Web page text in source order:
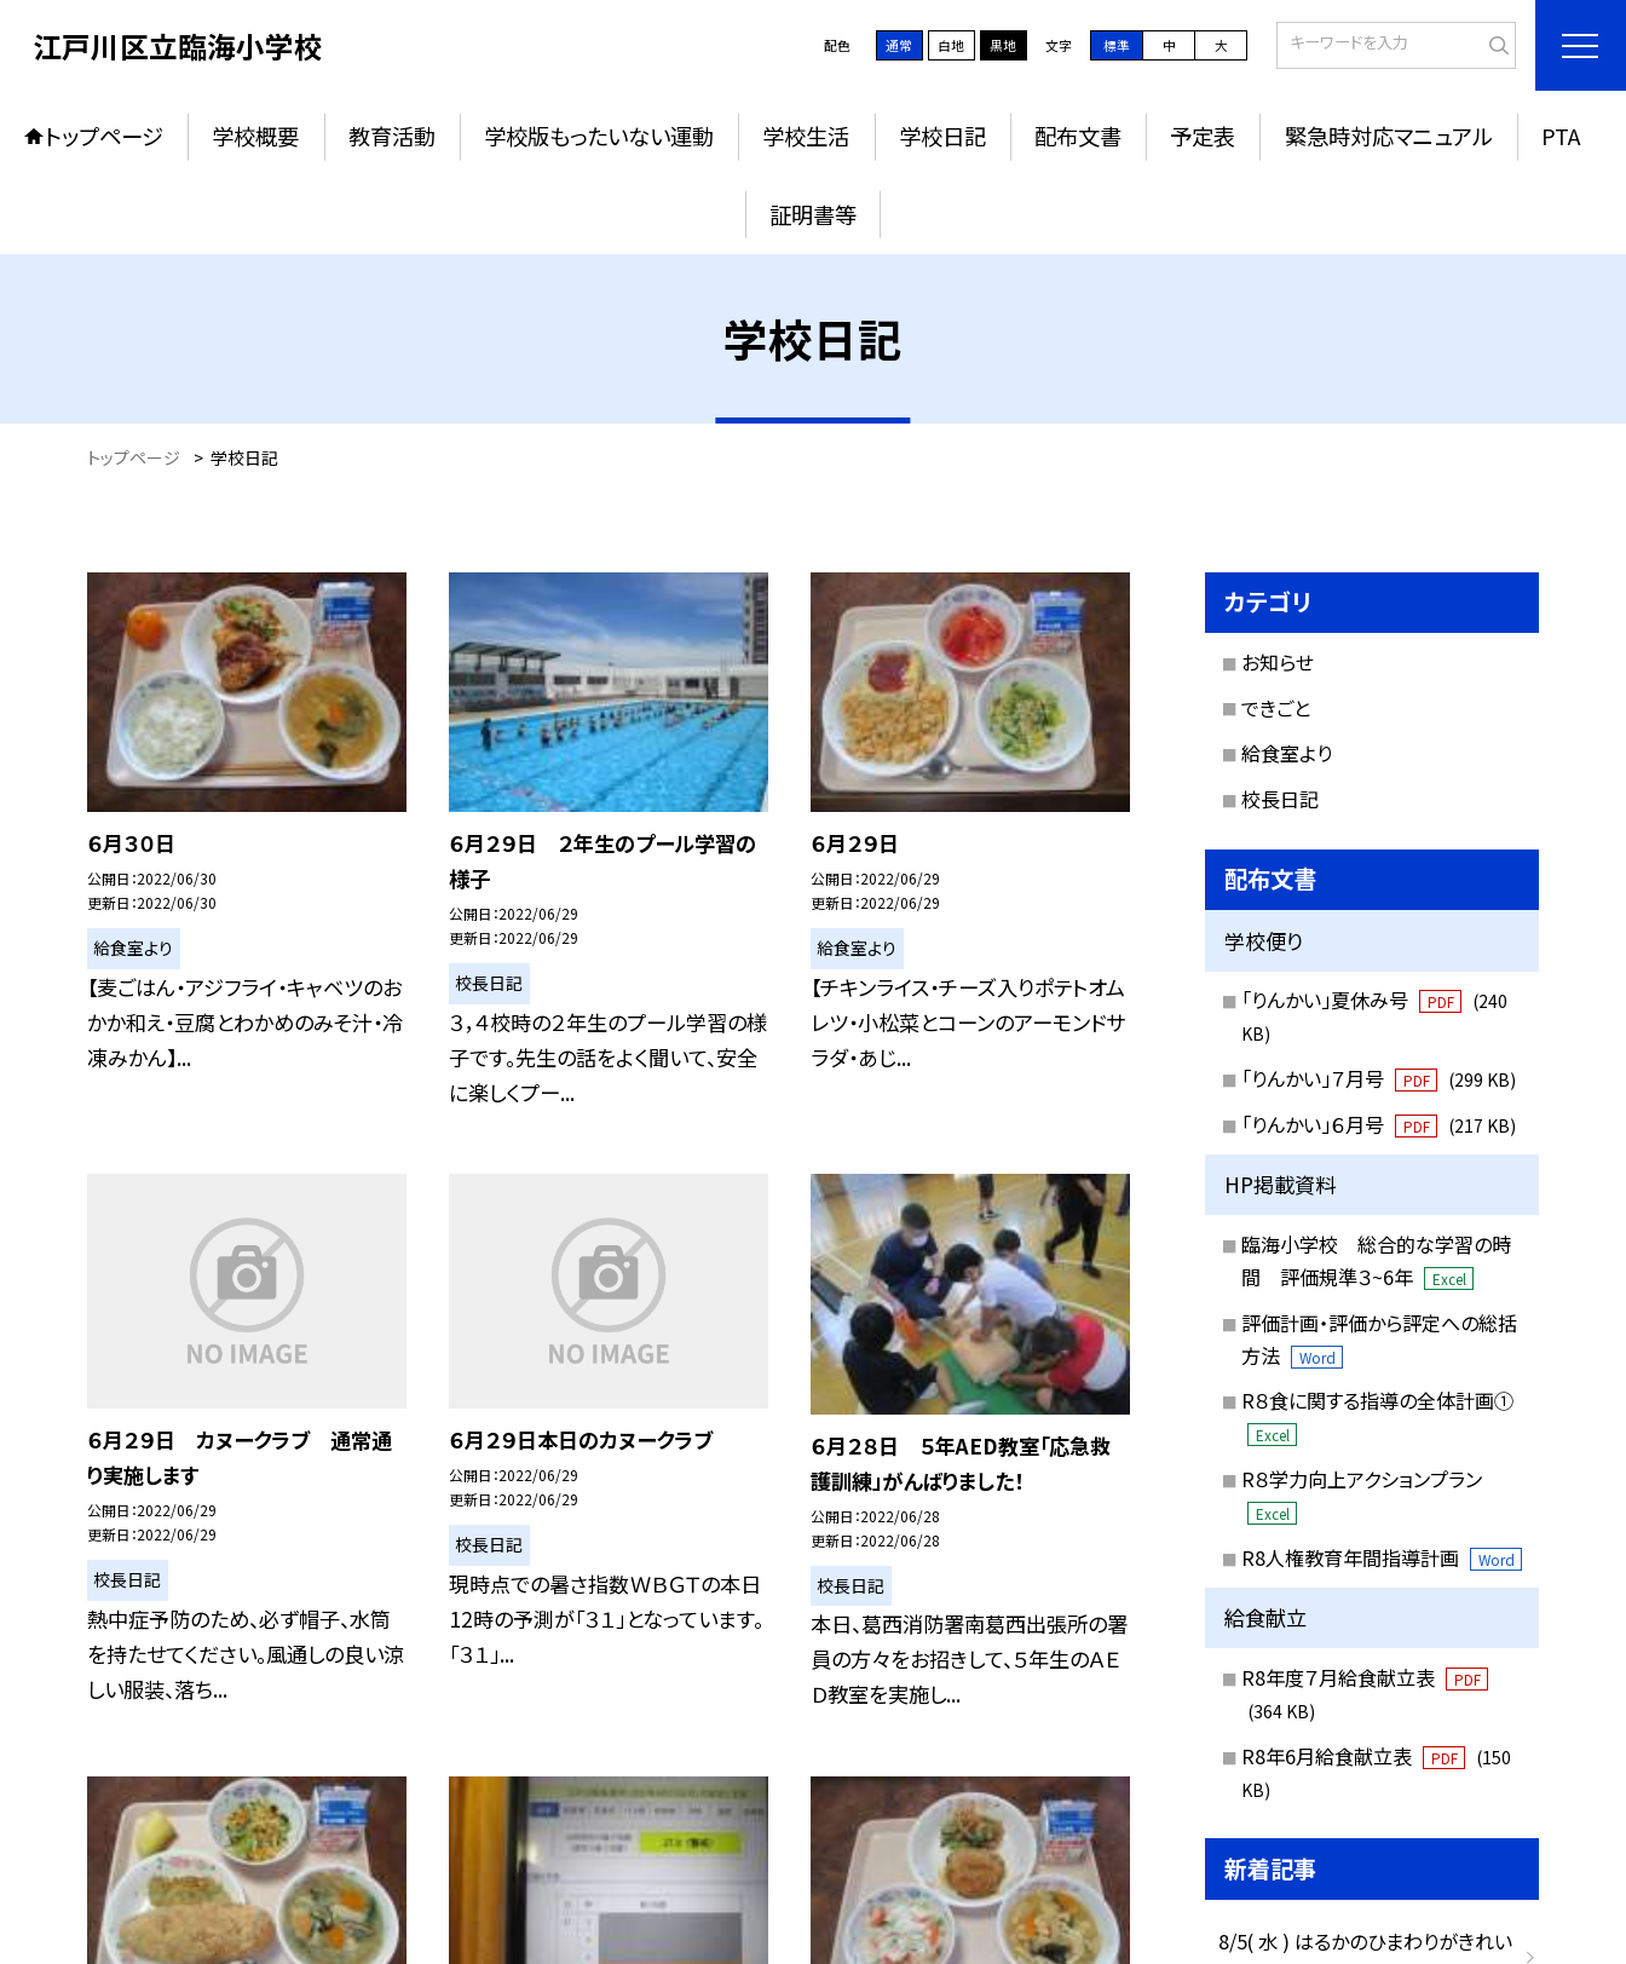
江戸川区立臨海小学校 配色 通常 白地 黒地 文字 標準 中 大
トップページ 学校概要 教育活動 学校版もったいない運動 学校生活 学校日記 配布文書 予定表 緊急時対応マニュアル PTA
証明書等
学校日記
トップページ > 学校日記
６月３０日
公開日 2022/06/30
更新日 2022/06/30
給食室より
【麦ごはん・アジフライ・キャベツのお
かか和え・豆腐とわかめのみそ汁・冷
凍みかん】...
６月２９日 ２年生のプール学習の
様子
公開日 2022/06/29
更新日 2022/06/29
校長日記
３，４校時の２年生のプール学習の様
子です。先生の話をよく聞いて、安全
に楽しくプー...
６月２９日
公開日 2022/06/29
更新日 2022/06/29
給食室より
【チキンライス・チーズ入りポテトオム
レツ・小松菜とコーンのアーモンドサ
ラダ・あじ...
６月２９日 カヌークラブ 通常通
り実施します
公開日 2022/06/29
更新日 2022/06/29
校長日記
熱中症予防のため、必ず帽子、水筒
を持たせてください。風通しの良い涼
しい服装、落ち...
６月２９日本日のカヌークラブ
公開日 2022/06/29
更新日 2022/06/29
校長日記
現時点での暑さ指数ＷＢＧＴの本日
12時の予測が「３１」となっています。
「３１」...
６月２８日 ５年AED教室「応急救
護訓練」がんばりました！
公開日 2022/06/28
更新日 2022/06/28
校長日記
本日、葛西消防署南葛西出張所の署
員の方々をお招きして、５年生のＡＥ
Ｄ教室を実施し...
カテゴリ
お知らせ
できごと
給食室より
校長日記
配布文書
学校便り
「りんかい」夏休み号 PDF
(240
KB)
「りんかい」７月号 PDF (299 KB)
「りんかい」６月号 PDF (217 KB)
HP掲載資料
臨海小学校 総合的な学習の時
間 評価規準３~6年
Excel
評価計画・評価から評定への総括
方法
Word
R８食に関する指導の全体計画①
Excel
R８学力向上アクションプラン
Excel
R8人権教育年間指導計画 Word
給食献立
R8年度７月給食献立表 PDF
(364 KB)
R8年6月給食献立表 PDF
(150
KB)
新着記事
8/5( 水 ) はるかのひまわりがきれい